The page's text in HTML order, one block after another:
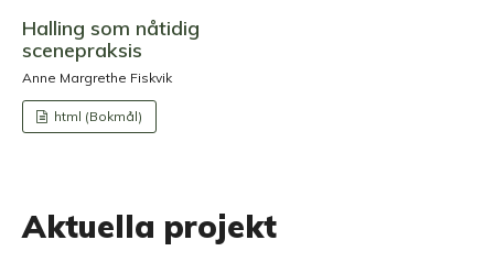
Halling som nåtidig
scenepraksis
Anne Margrethe Fiskvik
html (Bokmål)
Aktuella projekt